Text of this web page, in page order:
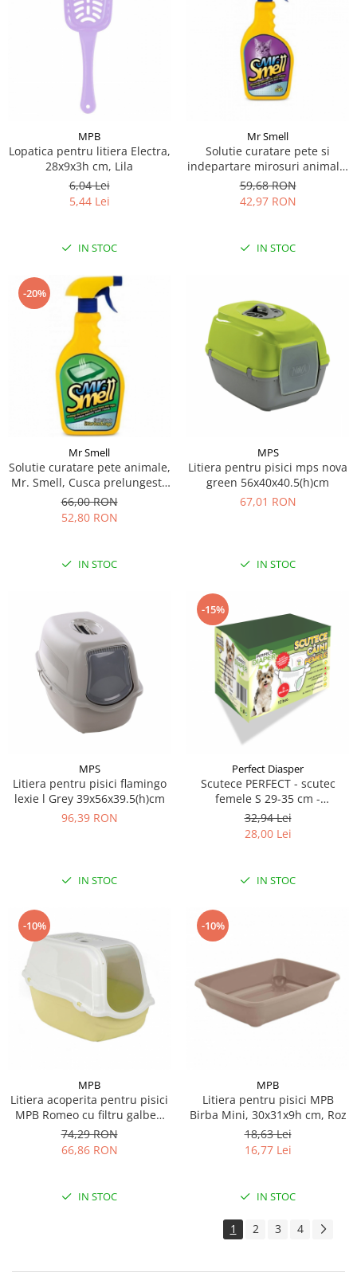
MPB
Lopatica pentru litiera Electra,
28x9x3h cm, Lila
6,04 Lei
5,44 Lei
IN STOC
Mr Smell
Solutie curatare pete si
indepartare mirosuri animale,
Mr Smell, Pisica, 500 ml
59,68 RON
42,97 RON
IN STOC
-20%
Mr Smell
Solutie curatare pete animale,
Mr. Smell, Cusca prelungeste
prospetimea asternutului,
Litiera 500 ml
66,00 RON
52,80 RON
IN STOC
MPS
Litiera pentru pisici mps nova
green 56x40x40.5(h)cm
67,01 RON
IN STOC
MPS
Litiera pentru pisici flamingo
lexie l Grey 39x56x39.5(h)cm
96,39 RON
IN STOC
-15%
Perfect Diasper
Scutece PERFECT - scutec
femele S 29-35 cm -
circumferinta taliei 12 buc
32,94 Lei
28,00 Lei
IN STOC
-10%
MPB
Litiera acoperita pentru pisici
MPB Romeo cu filtru galben
57x39x41(h)cm
74,29 RON
66,86 RON
IN STOC
-10%
MPB
Litiera pentru pisici MPB
Birba Mini, 30x31x9h cm, Roz
18,63 Lei
16,77 Lei
IN STOC
1 2 3 4